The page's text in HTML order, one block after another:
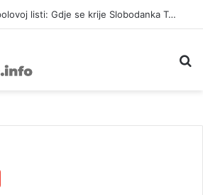
Decenija na Interpolovoj listi: Gdje se krije Slobodanka Tošić?